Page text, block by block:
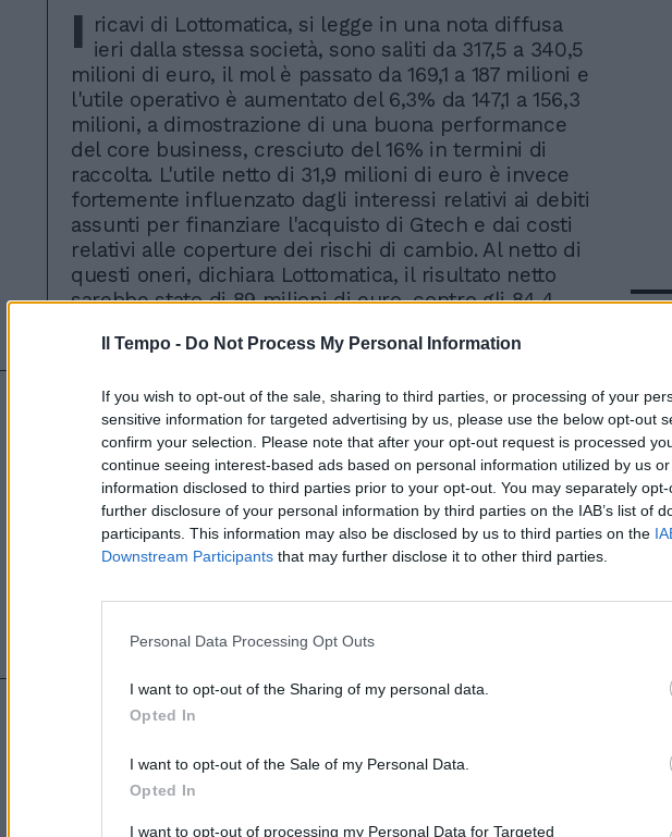
Il Tempo - Do Not Process My Personal Information
If you wish to opt-out of the sale, sharing to third parties, or processing of your
sensitive information for targeted advertising by us, please use the below opt-out
confirm your selection. Please note that after your opt-out request is processed
continue seeing interest-based ads based on personal information utilized by us
information disclosed to third parties prior to your opt-out. You may separately
further disclosure of your personal information by third parties on the IAB’s list of
participants. This information may also be disclosed by us to third parties on the
Downstream Participants that may further disclose it to other third parties.
Personal Data Processing Opt Outs
I want to opt-out of the Sharing of my personal data.
Opted In
I want to opt-out of the Sale of my Personal Data.
Opted In
I want to opt-out of processing my Personal Data for Targeted
I ricavi di Lottomatica, si legge in una nota diffusa
ieri dalla stessa società, sono saliti da 317,5 a 340,5
milioni di euro, il mol è passato da 169,1 a 187 milioni e
l'utile operativo è aumentato del 6,3% da 147,1 a 156,3
milioni, a dimostrazione di una buona performance
del core business, cresciuto del 16% in termini di
raccolta. L'utile netto di 31,9 milioni di euro è invece
fortemente influenzato dagli interessi relativi ai debiti
assunti per finanziare l'acquisto di Gtech e dai costi
relativi alle coperture dei rischi di cambio. Al netto di
questi oneri, dichiara Lottomatica, il risultato netto
sarebbe stato di 89 milioni di euro, contro gli 84,4
In
Rudy Giuliani a Come States?
americana